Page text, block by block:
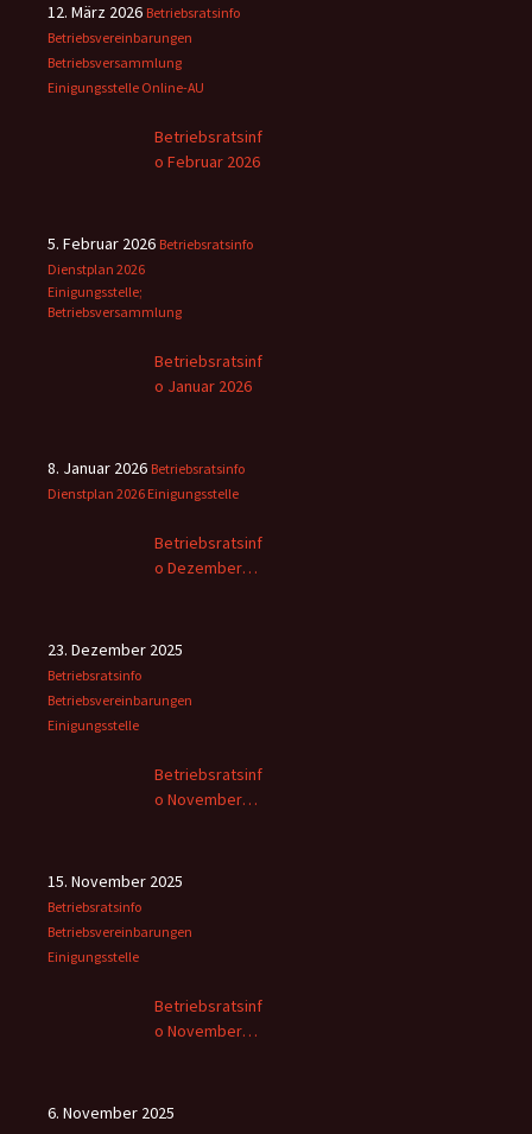
12. März 2026 Betriebsratsinfo
Betriebsvereinbarungen
Betriebsversammlung
Einigungsstelle Online-AU
Betriebsratsinf
o Februar 2026
5. Februar 2026 Betriebsratsinfo
Dienstplan 2026
Einigungsstelle;
Betriebsversammlung
Betriebsratsinf
o Januar 2026
8. Januar 2026 Betriebsratsinfo
Dienstplan 2026 Einigungsstelle
Betriebsratsinf
o Dezember
23. Dezember 2025
Betriebsratsinfo
Betriebsvereinbarungen
Einigungsstelle
Betriebsratsinf
o November
15. November 2025
Betriebsratsinfo
Betriebsvereinbarungen
Einigungsstelle
Betriebsratsinf
o November
6. November 2025